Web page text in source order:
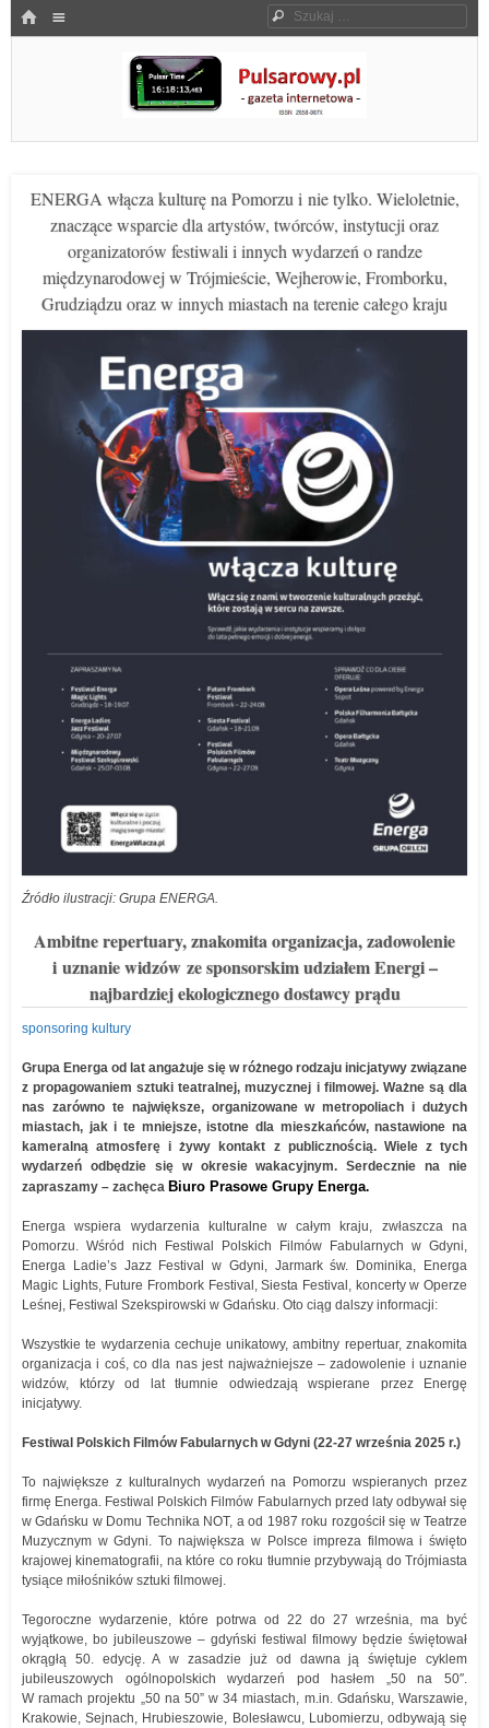
HOME Szukaj
Pulsarowy.pl
ENERGA włącza kulturę na Pomorzu i nie tylko. Wieloletnie,
znaczące wsparcie dla artystów, twórców, instytucji oraz
organizatorów festiwali i innych wydarzeń o randze
międzynarodowej w Trójmieście, Wejherowie, Fromborku,
Grudziądzu oraz w innych miastach na terenie całego kraju
Źródło ilustracji: Grupa ENERGA.
Ambitne repertuary, znakomita organizacja, zadowolenie
i uznanie widzów ze sponsorskim udziałem Energi –
najbardziej ekologicznego dostawcy prądu
sponsoring kultury
Grupa Energa od lat angażuje się w różnego rodzaju inicjatywy związane
z propagowaniem sztuki teatralnej, muzycznej i filmowej. Ważne są dla
nas zarówno te największe, organizowane w metropoliach i dużych
miastach, jak i te mniejsze, istotne dla mieszkańców, nastawione na
kameralną atmosferę i żywy kontakt z publicznością. Wiele z tych
wydarzeń odbędzie się w okresie wakacyjnym. Serdecznie na nie
zapraszamy – zachęca Biuro Prasowe Grupy Energa.
Energa wspiera wydarzenia kulturalne w całym kraju, zwłaszcza na
Pomorzu. Wśród nich Festiwal Polskich Filmów Fabularnych w Gdyni,
Energa Ladie’s Jazz Festival w Gdyni, Jarmark św. Dominika, Energa
Magic Lights, Future Frombork Festival, Siesta Festival, koncerty w Operze
Leśnej, Festiwal Szekspirowski w Gdańsku. Oto ciąg dalszy informacji:
Wszystkie te wydarzenia cechuje unikatowy, ambitny repertuar, znakomita
organizacja i coś, co dla nas jest najważniejsze – zadowolenie i uznanie
widzów, którzy od lat tłumnie odwiedzają wspierane przez Energę
inicjatywy.
Festiwal Polskich Filmów Fabularnych w Gdyni (22-27 września 2025 r.)
To największe z kulturalnych wydarzeń na Pomorzu wspieranych przez
firmę Energa. Festiwal Polskich Filmów Fabularnych przed laty odbywał się
w Gdańsku w Domu Technika NOT, a od 1987 roku rozgościł się w Teatrze
Muzycznym w Gdyni. To największa w Polsce impreza filmowa i święto
krajowej kinematografii, na które co roku tłumnie przybywają do Trójmiasta
tysiące miłośników sztuki filmowej.
Tegoroczne wydarzenie, które potrwa od 22 do 27 września, ma być
wyjątkowe, bo jubileuszowe – gdyński festiwal filmowy będzie świętował
okrągłą 50. edycję. A w zasadzie już od dawna ją świętuje cyklem
jubileuszowych ogólnopolskich wydarzeń pod hasłem „50 na 50″.
W ramach projektu „50 na 50” w 34 miastach, m.in. Gdańsku, Warszawie,
Krakowie, Sejnach, Hrubieszowie, Bolesławcu, Lubomierzu, odbywają się